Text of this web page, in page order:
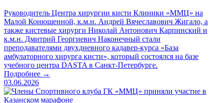
Руководитель Центра хирургии кисти Клиники «ММЦ» на
Малой Конюшенной, к.м.н. Андрей Вячеславович Жигало, а
также кистевые хирурги Николай Антонович Карпинский и
к.м.н. Дмитрий Георгиевич Наконечный стали
преподавателями двухдневного кадавер-курса «База
амбулаторного хирурга кисти», который состоялся на базе
учебного центра DASTA в Санкт-Петербурге.
Подробнее →
03.06.2026